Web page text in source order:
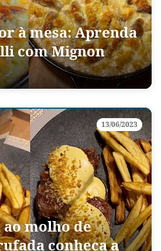
à mesa: Aprenda
com Mignon
13/06/2023
molho de
conheça a